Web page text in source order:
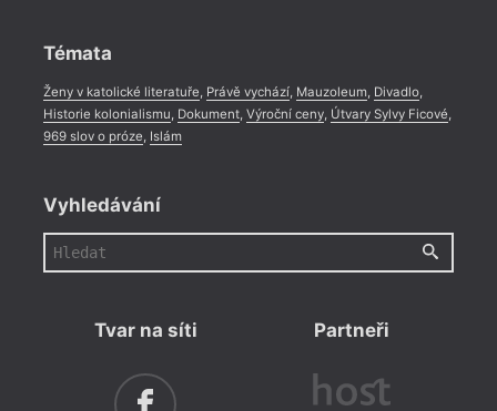
Témata
Ženy v katolické literatuře Právě vychází, Mauzoleum, Divadlo,
Historie kolonialismu Dokument, Výroční ceny, Útvary Sylvy Ficové
969 slov o próze Islám
Vyhledávání
Tvar na síti Partneři